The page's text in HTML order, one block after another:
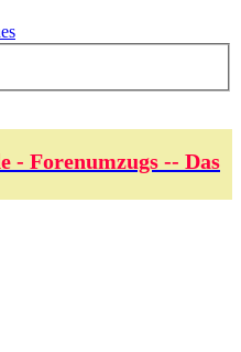
- Forenumzugs -- Das